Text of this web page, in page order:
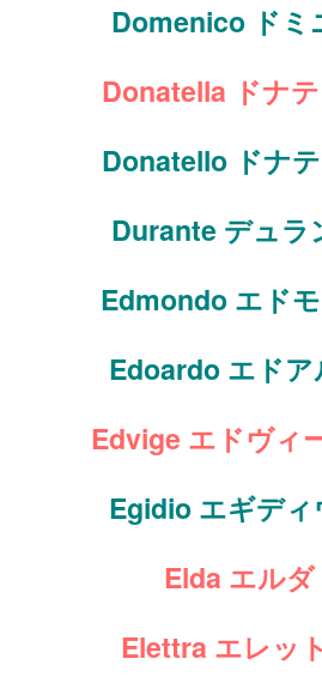
Domenico ドミ
Donatella ドナ
Donatello ドナ
Durante デュラ
Edmondo エド
Edoardo エドア
Edvige エドヴィ
Egidio エギディ
Elda エルダ
Elettra エレッ